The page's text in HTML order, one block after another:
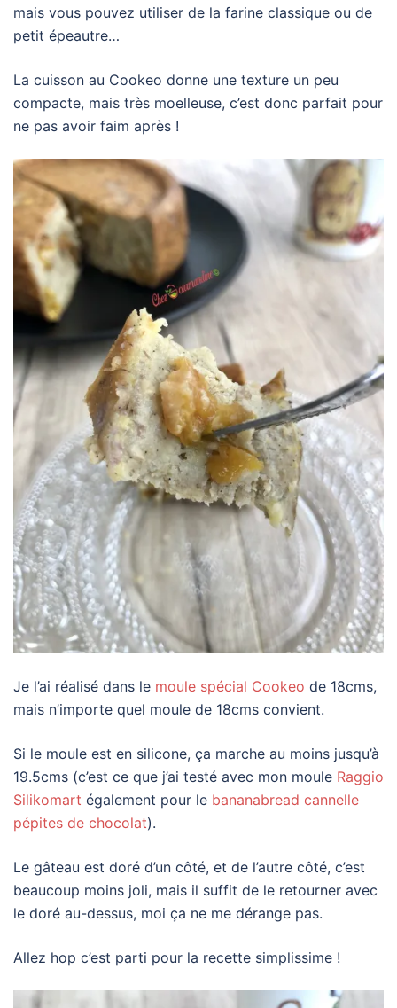
mais vous pouvez utiliser de la farine classique ou de
petit épeautre…
La cuisson au Cookeo donne une texture un peu
compacte, mais très moelleuse, c’est donc parfait pour
ne pas avoir faim après !
Je l’ai réalisé dans le moule spécial Cookeo de 18cms,
mais n’importe quel moule de 18cms convient.
Si le moule est en silicone, ça marche au moins jusqu’à
19.5cms (c’est ce que j’ai testé avec mon moule Raggio
Silikomart également pour le bananabread cannelle
pépites de chocolat).
Le gâteau est doré d’un côté, et de l’autre côté, c’est
beaucoup moins joli, mais il suffit de le retourner avec
le doré au-dessus, moi ça ne me dérange pas.
Allez hop c’est parti pour la recette simplissime !